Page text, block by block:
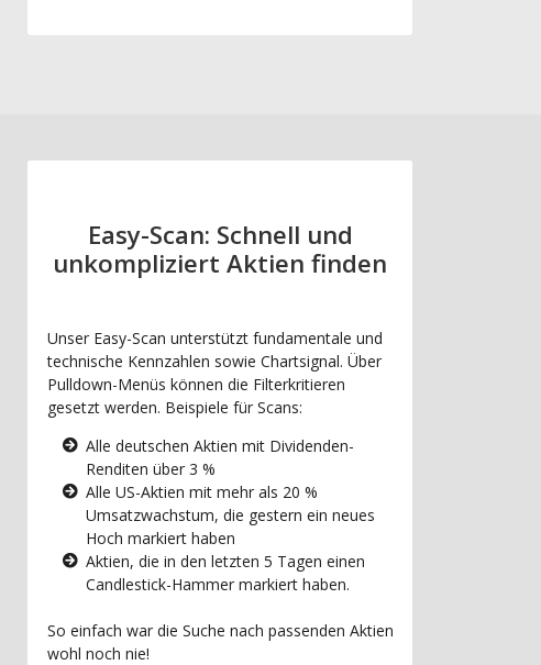
Easy-Scan: Schnell und
unkompliziert Aktien finden
Unser Easy-Scan unterstützt fundamentale und
technische Kennzahlen sowie Chartsignal. Über
Pulldown-Menüs können die Filterkritieren
gesetzt werden. Beispiele für Scans:
Alle deutschen Aktien mit Dividenden-
Renditen über 3 %
Alle US-Aktien mit mehr als 20 %
Umsatzwachstum, die gestern ein neues
Hoch markiert haben
Aktien, die in den letzten 5 Tagen einen
Candlestick-Hammer markiert haben.
So einfach war die Suche nach passenden Aktien
wohl noch nie!